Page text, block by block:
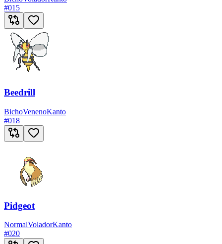
#015
Beedrill
BichoVenenoKanto
#018
Pidgeot
NormalVoladorKanto
#020